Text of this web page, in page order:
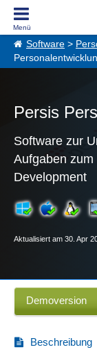
Software >
Persis
Software zur
Aufgaben
Development
Aktualisiert am 30. Apr
Demoversion
Beschreibung